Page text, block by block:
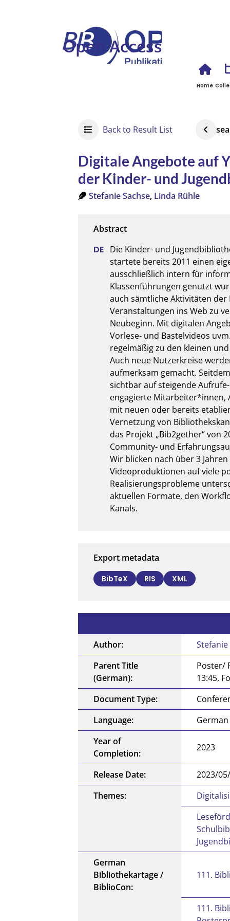
Open Access
Home
Back to Result List
Digitale Angebote auf
der Kinder- und
Stefanie Sachse, Linda Rühle
Die Kinder- und
startete bereits 2011 einen
ausschließlich intern für
Klassenführungen genutzt
auch sämtliche Aktivitäten der
Veranstaltungen ins Web zu
Neubeginn. Mit digitalen
Vorlese- und Bastelvideos
regelmäßig zu den kleinen
Auch neue Nutzerkreise
aufmerksam gemacht.
sichtbar auf steigende
engagierte Mitarbeiter*innen,
mit neuen oder bereits
Vernetzung von
das Projekt „Bib2gether“ von
Community- und
Wir blicken nach über 3
Videoproduktionen auf viele
Realisierungsprobleme
aktuellen Formate, den
Kanals.
Export metadata
BibTeX RIS XML
Author:
Stefanie
Parent Title
(German):
Poster/
13:45,
Document Type:
Language:
German
Year of
Completion:
2023
Release Date:
2023/
Themes:
German
Bibliothekartage /
BiblioCon:
111.
111.